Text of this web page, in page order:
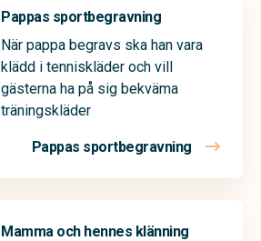
Pappas sportbegravning
När pappa begravs ska han vara
klädd i tenniskläder och vill
gästerna ha på sig bekväma
träningskläder
Pappas sportbegravning
Mamma och hennes klänning